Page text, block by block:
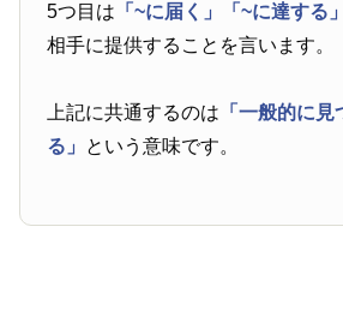
5つ目は 「~に届く」 「~に達する」
相手に提供することを言います。
上記に共通するのは 「一般的に
る」 という意味です。